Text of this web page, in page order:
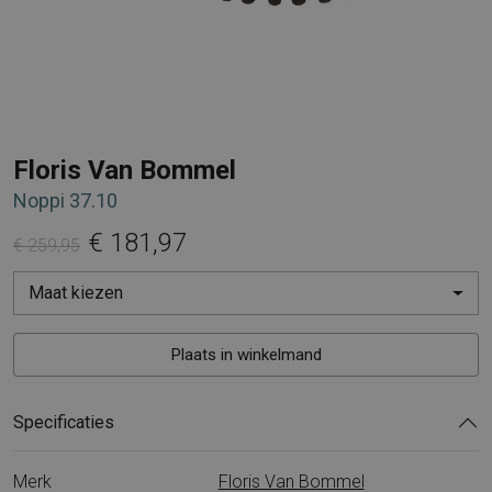
Floris Van Bommel
Noppi 37.10
€ 259,95 € 181,97
Maat kiezen
Plaats in winkelmand
Specificaties
Merk
Floris Van Bommel